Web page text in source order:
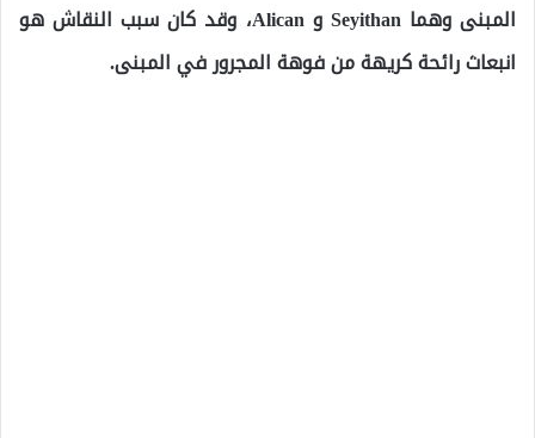
المبنى وهما Seyithan و Alican، وقد كان سبب النقاش هو
انبعاث رائحة كريهة من فوهة المجرور في المبنى.